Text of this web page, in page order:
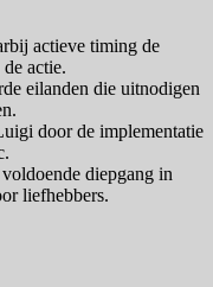
actieve timing de
actie.
eilanden die uitnodigen
door de implementatie
diepgang in
liefhebbers.